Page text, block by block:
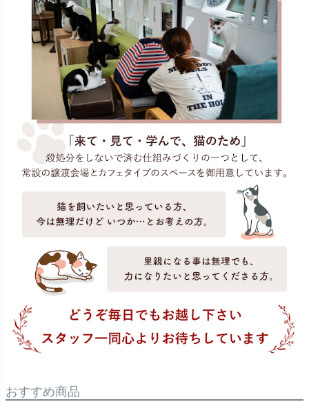
おすすめ商品